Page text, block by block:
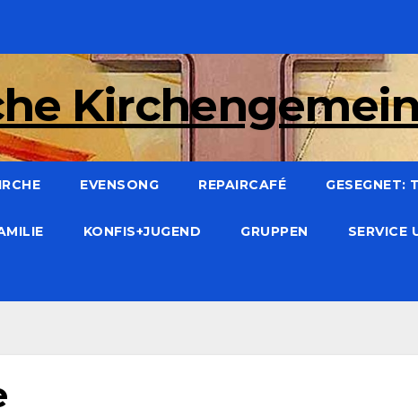
EVENSONG REPAIRCAFÉ GESEGNET:
KONFIS+JUGEND GRUPPEN SERVICE